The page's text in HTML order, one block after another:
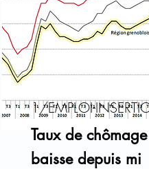
1/EMPLOI-
Taux de
baisse depuis mi